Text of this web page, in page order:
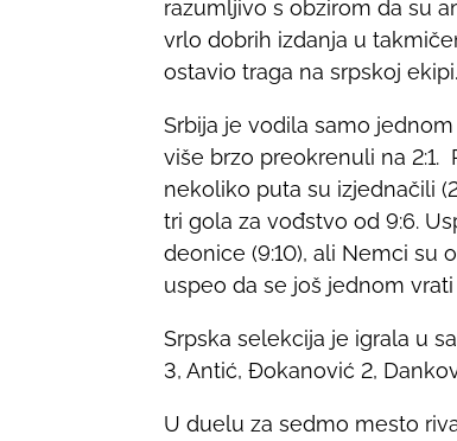
t
o
:
razumljivo s obzirom da su
vrlo dobrih izdanja u
ostavio traga na srpskoj ekipi.
Srbija je vodila samo
više brzo preokrenuli na 2:1.
nekoliko puta su izjednačili
tri gola za vođstvo od 9:6.
deonice (9:10), ali Nemci su
uspeo da se još jednom
Srpska selekcija je igrala u
3, Antić, Đokanović 2,
U duelu za sedmo mesto